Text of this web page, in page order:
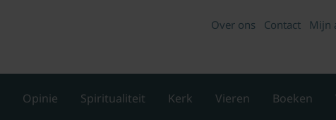
Over ons Contact Mijn
Opinie Spiritualiteit Kerk Vieren Boeken